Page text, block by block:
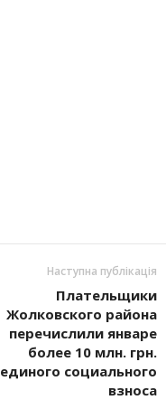
Наступна публікація
Плательщики
Жолковского района
перечислили январе
более 10 млн. грн.
единого социального
взноса